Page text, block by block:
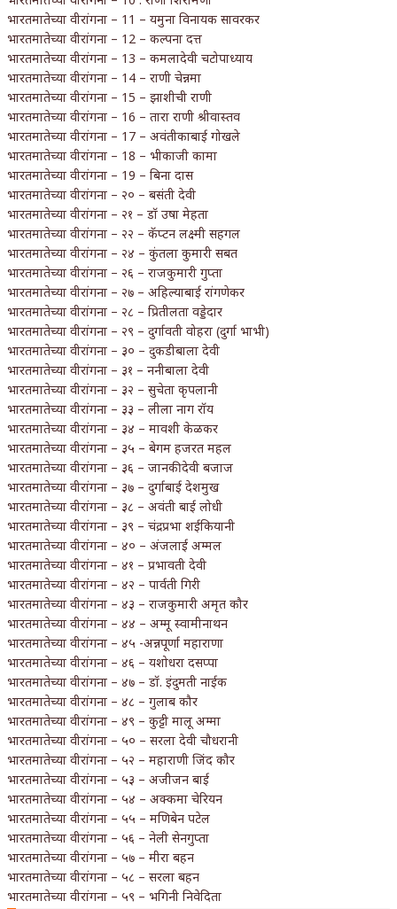
भारतमातेच्या वीरांगना – 11 – यमुना विनायक सावरकर
भारतमातेच्या वीरांगना – 12 – कल्पना दत्त
भारतमातेच्या वीरांगना – 13 – कमलादेवी चटोपाध्याय
भारतमातेच्या वीरांगना – 14 – राणी चेन्नमा
भारतमातेच्या वीरांगना – 15 – झाशीची राणी
भारतमातेच्या वीरांगना – 16 – तारा राणी श्रीवास्तव
भारतमातेच्या वीरांगना – 17 – अवंतीकाबाई गोखले
भारतमातेच्या वीरांगना – 18 – भीकाजी कामा
भारतमातेच्या वीरांगना – 19 – बिना दास
भारतमातेच्या वीरांगना – २० – बसंती देवी
भारतमातेच्या वीरांगना – २१ – डॉ उषा मेहता
भारतमातेच्या वीरांगना – २२ – कॅप्टन लक्ष्मी सहगल
भारतमातेच्या वीरांगना – २४ – कुंतला कुमारी सबत
भारतमातेच्या वीरांगना – २६ – राजकुमारी गुप्ता
भारतमातेच्या वीरांगना – २७ – अहिल्याबाई रांगणेकर
भारतमातेच्या वीरांगना – २८ – प्रितीलता वड्डेदार
भारतमातेच्या वीरांगना – २९ – दुर्गावती वोहरा (दुर्गा भाभी)
भारतमातेच्या वीरांगना – ३० – दुकडीबाला देवी
भारतमातेच्या वीरांगना – ३१ – ननीबाला देवी
भारतमातेच्या वीरांगना – ३२ – सुचेता कृपलानी
भारतमातेच्या वीरांगना – ३३ – लीला नाग रॉय
भारतमातेच्या वीरांगना – ३४ – मावशी केळकर
भारतमातेच्या वीरांगना – ३५ – बेगम हजरत महल
भारतमातेच्या वीरांगना – ३६ – जानकीदेवी बजाज
भारतमातेच्या वीरांगना – ३७ – दुर्गाबाई देशमुख
भारतमातेच्या वीरांगना – ३८ – अवंती बाई लोधी
भारतमातेच्या वीरांगना – ३९ – चंद्रप्रभा शईकियानी
भारतमातेच्या वीरांगना – ४० – अंजलाई अम्मल
भारतमातेच्या वीरांगना – ४१ – प्रभावती देवी
भारतमातेच्या वीरांगना – ४२ – पार्वती गिरी
भारतमातेच्या वीरांगना – ४३ – राजकुमारी अमृत कौर
भारतमातेच्या वीरांगना – ४४ – अम्मू स्वामीनाथन
भारतमातेच्या वीरांगना – ४५ -अन्नपूर्णा महाराणा
भारतमातेच्या वीरांगना – ४६ – यशोधरा दसप्पा
भारतमातेच्या वीरांगना – ४७ – डॉ. इंदुमती नाईक
भारतमातेच्या वीरांगना – ४८ – गुलाब कौर
भारतमातेच्या वीरांगना – ४९ – कुट्टी मालू अम्मा
भारतमातेच्या वीरांगना – ५० – सरला देवी चौधरानी
भारतमातेच्या वीरांगना – ५२ – महाराणी जिंद कौर
भारतमातेच्या वीरांगना – ५३ – अजीजन बाई
भारतमातेच्या वीरांगना – ५४ – अक्कमा चेरियन
भारतमातेच्या वीरांगना – ५५ – मणिबेन पटेल
भारतमातेच्या वीरांगना – ५६ – नेली सेनगुप्ता
भारतमातेच्या वीरांगना – ५७ – मीरा बहन
भारतमातेच्या वीरांगना – ५८ – सरला बहन
भारतमातेच्या वीरांगना – ५९ – भगिनी निवेदिता